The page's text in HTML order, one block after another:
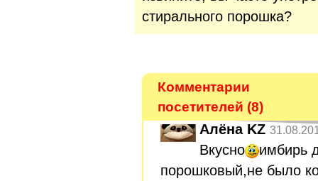
стирального порошка?
Комментарии
посетителей (8)
Алёна KZ
Вкусно
имбирь
порошковый,не было